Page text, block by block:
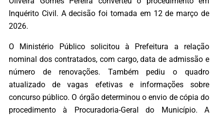
Inquérito Civil. A decisão foi tomada em 12 de março de
2026.
O Ministério Público solicitou à Prefeitura a relação
nominal dos contratados, com cargo, data de admissão e
número de renovações. Também pediu o quadro
atualizado de vagas efetivas e informações sobre
concurso público. O órgão determinou o envio de cópia do
procedimento à Procuradoria-Geral do Município. A